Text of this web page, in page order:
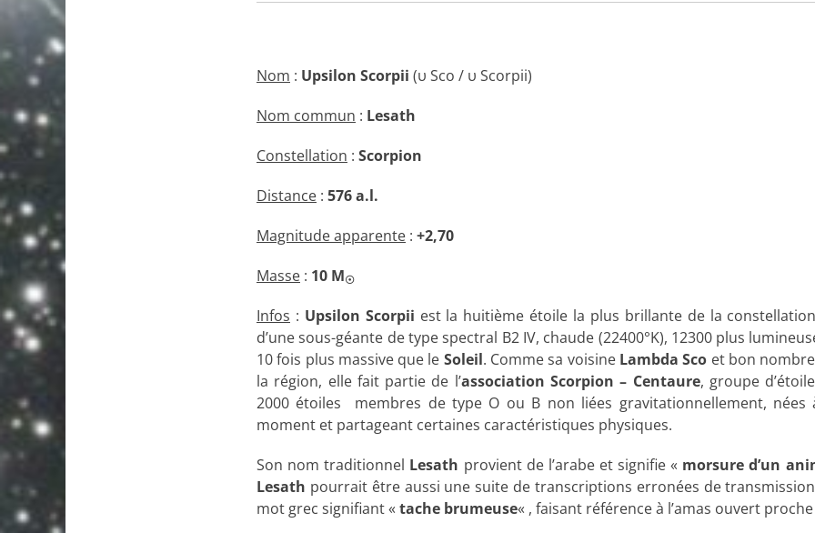
Nom : Upsilon Scorpii (υ Sco / υ Scorpii)
Nom commun : Lesath
Constellation : Scorpion
Distance : 576 a.l.
Magnitude apparente : +2,70
Masse : 10 M☉
Infos : Upsilon Scorpii est la huitième étoile la plus brillante de la
d’une sous-géante de type spectral B2 IV, chaude (22400°K), 12300 plus
10 fois plus massive que le Soleil. Comme sa voisine Lambda Sco et bon
la région, elle fait partie de l’association Scorpion – Centaure, groupe
2000 étoiles membres de type O ou B non liées gravitationnellement,
moment et partageant certaines caractéristiques physiques.
Son nom traditionnel Lesath provient de l’arabe et signifie « morsure d’un
Lesath pourrait être aussi une suite de transcriptions erronées de
mot grec signifiant « tache brumeuse« , faisant référence à l’amas ouvert